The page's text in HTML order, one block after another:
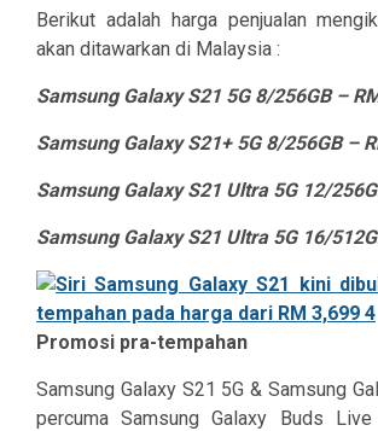
Berikut adalah harga penjualan
akan ditawarkan di Malaysia :
Samsung Galaxy S21 5G 8/256GB –
Samsung Galaxy S21+ 5G 8/256GB –
Samsung Galaxy S21 Ultra 5G 12/
Samsung Galaxy S21 Ultra 5G 16/
Promosi pra-tempahan
Samsung Galaxy S21 5G & Samsung
percuma Samsung Galaxy Buds